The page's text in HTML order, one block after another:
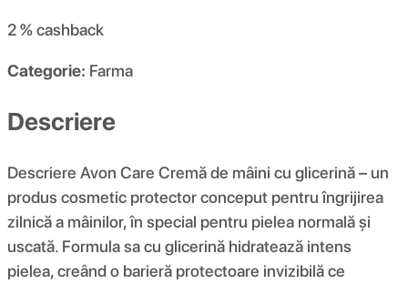
2 %cashback
Categorie: Farma
Descriere
Descriere Avon Care Cremă de mâini cu glicerină – un
produs cosmetic protector conceput pentru îngrijirea
zilnică a mâinilor, în special pentru pielea normală și
uscată. Formula sa cu glicerină hidratează intens
pielea, creând o barieră protectoare invizibilă ce